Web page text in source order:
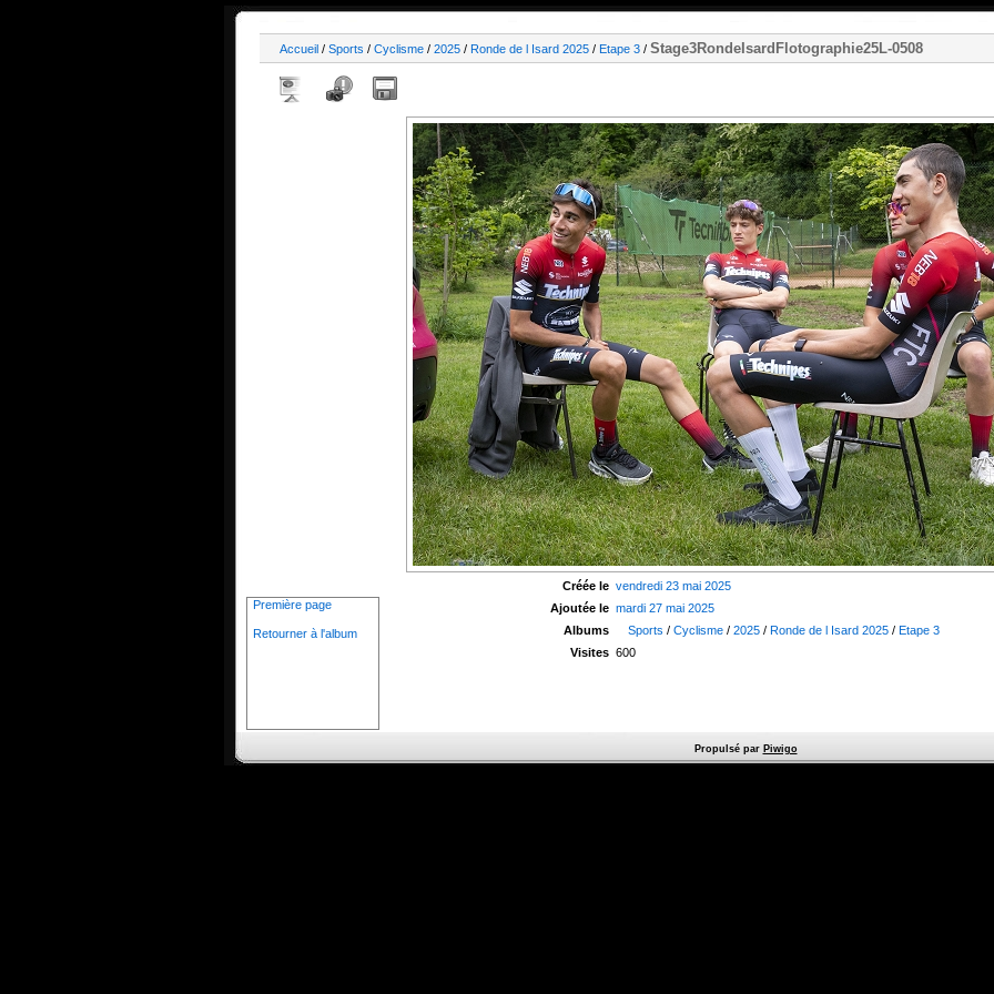
Accueil / Sports / Cyclisme / 2025 / Ronde de l Isard 2025 / Etape 3 / Stage3RondeIsardFlotographie25L-0508
Première page
Retourner à l'album
Créée le vendredi 23 mai 2025
Ajoutée le mardi 27 mai 2025
Albums
Sports /Cyclisme /2025 /Ronde de l Isard 2025 /Etape 3
Visites 600
Propulsé par Piwigo